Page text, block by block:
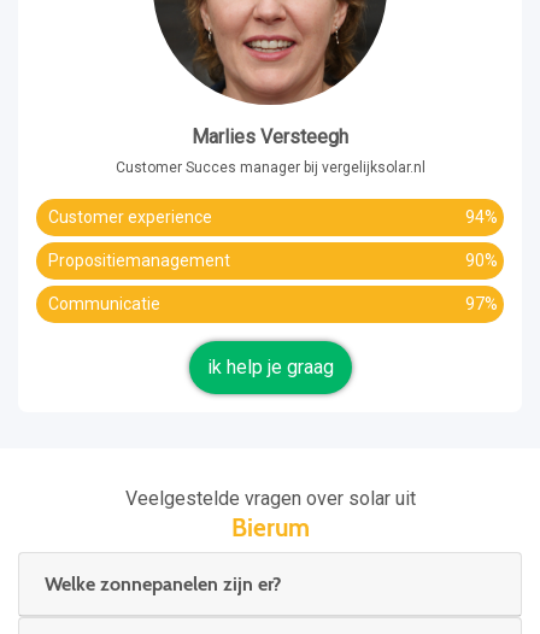
Marlies Versteegh
Customer Succes manager bij vergelijksolar.nl
Customer experience 94%
Propositiemanagement 90%
Communicatie 97%
ik help je graag
Veelgestelde vragen over solar uit
Bierum
Welke zonnepanelen zijn er?